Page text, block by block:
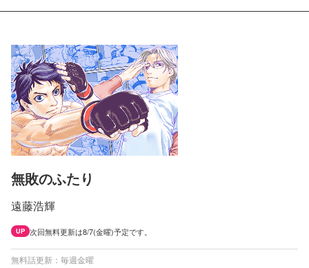
無敗のふたり
遠藤浩輝
UP 次回無料更新は8/7(金曜)予定です。
無料話更新：毎週金曜